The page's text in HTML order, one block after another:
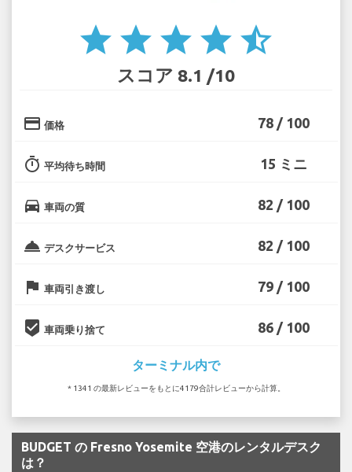
star star star star star_half
スコア 8.1 /10
credit_card 価格 78 / 100
timer 平均待ち時間 15 ミニ
directions_car 車両の質 82 / 100
room_service デスクサービス 82 / 100
flag 車両引き渡し 79 / 100
beenhere 車両乗り捨て 86 / 100
ターミナル内で
* 1341 の最新レビューをもとに4179合計レビューから計算。
BUDGET の Fresno Yosemite 空港のレンタルデスク
は？